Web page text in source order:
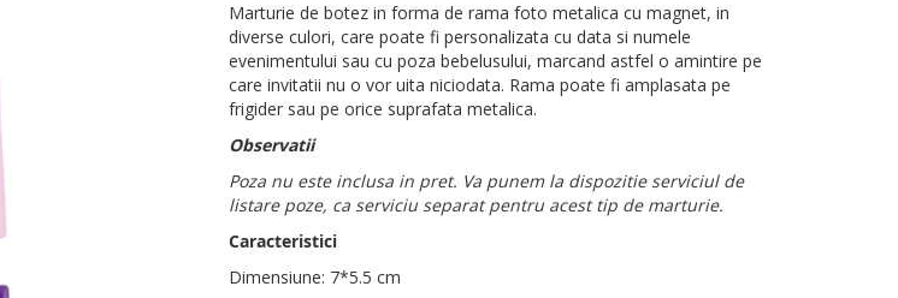
Marturie de botez in forma de rama foto metalica cu magnet, in
diverse culori, care poate fi personalizata cu data si numele
evenimentului sau cu poza bebelusului, marcand astfel o amintire pe
care invitatii nu o vor uita niciodata. Rama poate fi amplasata pe
frigider sau pe orice suprafata metalica.
Observatii
Poza nu este inclusa in pret. Va punem la dispozitie serviciul de
listare poze, ca serviciu separat pentru acest tip de marturie.
Caracteristici
Dimensiune: 7*5.5 cm